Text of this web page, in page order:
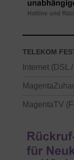
TELEKOM
Internet (DSL
MagentaTV